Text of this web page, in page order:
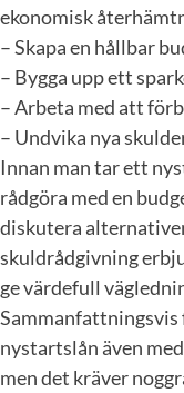
ekonomisk
– Skapa en hållbar
– Bygga upp ett
– Arbeta med att
– Undvika nya
Innan man tar ett
rådgöra med en
diskutera
skuldrådgivning
ge värdefull
nystartslån även
men det kräver